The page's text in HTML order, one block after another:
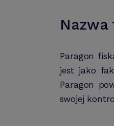
Nazwa
Paragon
jest jako
Paragon
swojej